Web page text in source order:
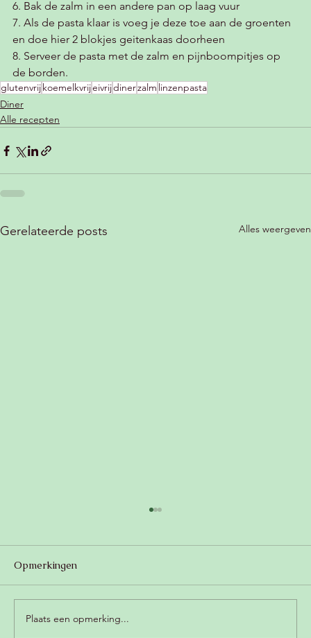
6. Bak de zalm in een andere pan op laag vuur
7. Als de pasta klaar is voeg je deze toe aan de groenten
en doe hier 2 blokjes geitenkaas doorheen
8. Serveer de pasta met de zalm en pijnboompitjes op
de borden.
glutenvrij koemelkvrijeivrijdinerzalm linzenpasta
Diner
Alle recepten
Gerelateerde posts Alles weergeven
Opmerkingen
Plaats een opmerking...